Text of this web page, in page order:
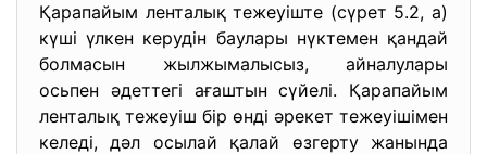
Қарапайым ленталық тежеуіште (сүрет 5.2, а)
күші үлкен керудін баулары нүктемен қандай
болмасын жылжымалысыз, айналулары
осьпен әдеттегі ағаштын сүйелі. Қарапайым
ленталық тежеуіш бір өнді әрекет тежеуішімен
келеді, дәл осылай қалай өзгерту жанында